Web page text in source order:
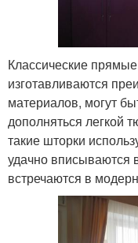
Классические
изготавливаются
материалов, могут
дополняться легкой
такие шторки
удачно вписываются
встречаются в